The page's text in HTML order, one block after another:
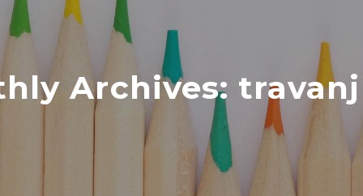
Archives: travanj